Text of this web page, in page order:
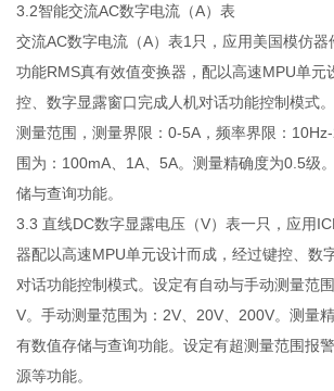
3.2智能交流AC数字电流（A）表
交流AC数字电流（A）表1只，应用美国模仿器
功能RMS真有效值变换器，配以高速MPU单元
控、数字显露窗口完成人机对话功能控制模式
测量范围，测量界限：0-5A，频率界限：
围为：100mA、1A、5A。测量精确度为0.5级
储与查询功能。
3.3 直线DC数字显露电压（V）表一只，应用
器配以高速MPU单元设计而成，经过键控、数
对话功能控制模式。设定有自动与手动测量范
V。手动测量范围为：2V、20V、200V。测量
有数值存储与查询功能。设定有超测量范围报
源等功能。